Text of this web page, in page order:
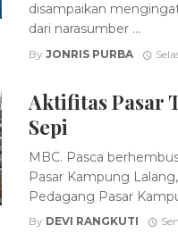
disampaikan
dari narasumber ...
By JONRIS PURBA
Aktifitas Pasar
Sepi
MBC. Pasca
Pasar Kampung
Pedagang Pasar
By DEVI RANGKUTI